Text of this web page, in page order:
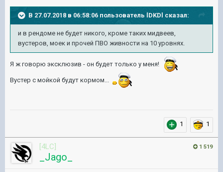
В 27.07.2018 в 06:58:06 пользователь lDKDl сказал:
и в рендоме не будет никого, кроме таких мидвеев,
вустеров, моек и прочей ПВО живности на 10 уровнях.
Я ж говорю эксклюзив - он будет только у меня!
Вустер с мойкой будут кормом...
1 1
1 519
[4LC]
_Jago_